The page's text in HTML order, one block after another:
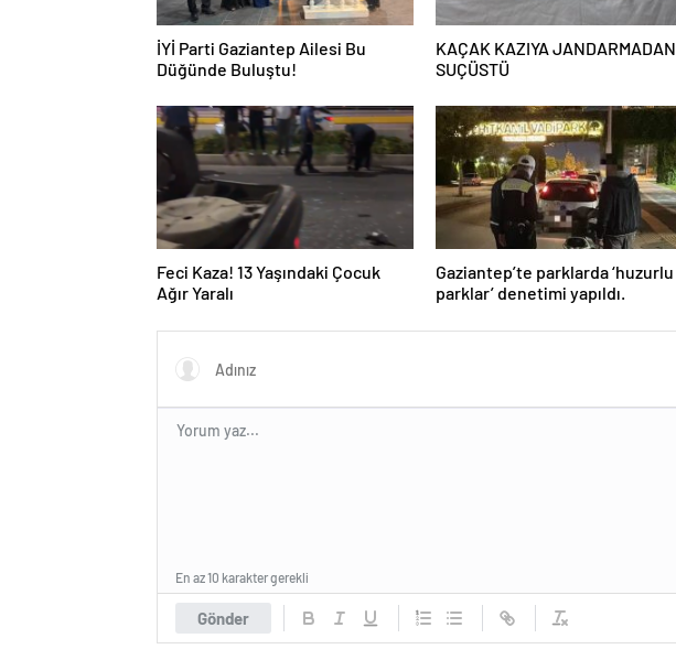
İYİ Parti Gaziantep Ailesi Bu
Düğünde Buluştu!
KAÇAK KAZIYA JANDARMADAN
SUÇÜSTÜ
Feci Kaza! 13 Yaşındaki Çocuk
Ağır Yaralı
Gaziantep’te parklarda ‘huzurlu
parklar’ denetimi yapıldı.
Gönder
En az 10 karakter gerekli